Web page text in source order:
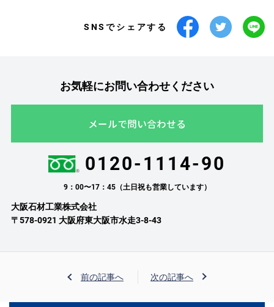
SNSでシェアする
お気軽にお問い合わせください
メールで問い合わせる
0120-1114-90
9：00〜17：45（土日祝も営業しています）
大阪石材工業株式会社
〒578-0921 大阪府東大阪市水走3-8-43
前の記事へ 次の記事へ